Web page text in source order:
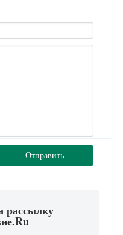
Отправить
рассылку